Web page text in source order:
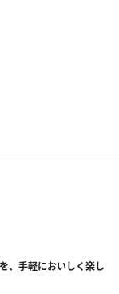
、手軽においしく楽し